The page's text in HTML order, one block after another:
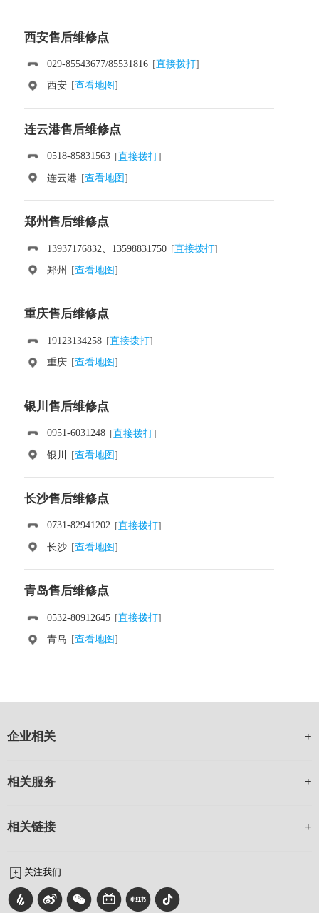
西安售后维修点
029-85543677/85531816 [直接拨打]
西安 [查看地图]
连云港售后维修点
0518-85831563 [直接拨打]
连云港 [查看地图]
郑州售后维修点
13937176832、13598831750 [直接拨打]
郑州
[查看地图]
重庆售后维修点
19123134258 [直接拨打]
重庆 [查看地图]
银川售后维修点
0951-6031248 [直接拨打]
银川
[查看地图]
长沙售后维修点
0731-82941202 [直接拨打]
长沙 [查看地图]
青岛售后维修点
0532-80912645 [直接拨打]
青岛 [查看地图]
企业相关
相关服务
相关链接
关注我们